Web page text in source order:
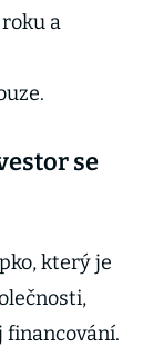
a
se
který je
financování.